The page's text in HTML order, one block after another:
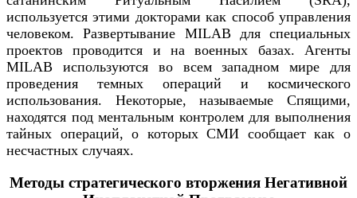
используется этими докторами как способ управления
человеком. Развертывание MILAB для специальных
проектов проводится и на военных базах. Агенты
MILAB используются во всем западном мире для
проведения темных операций и космического
использования. Некоторые, называемые Спящими,
находятся под ментальным контролем для выполнения
тайных операций, о которых СМИ сообщает как о
несчастных случаях.
Методы стратегического вторжения Негативной